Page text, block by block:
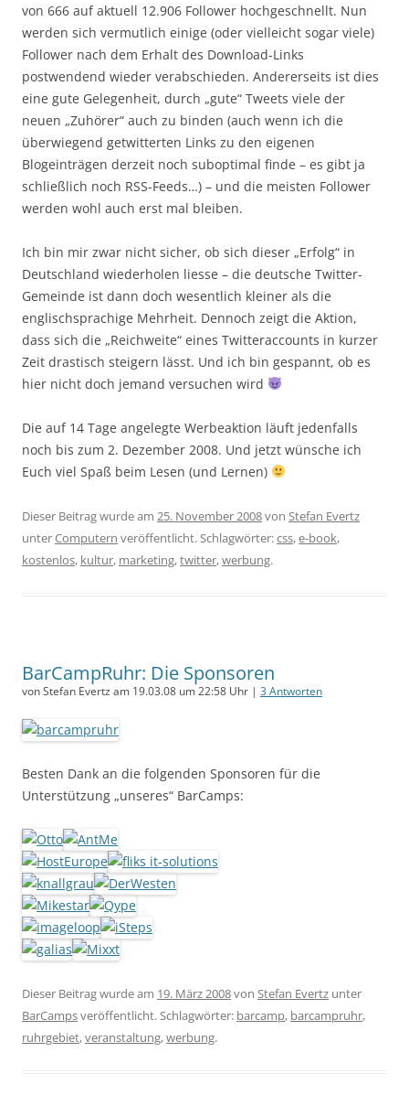
von 666 auf aktuell 12.906 Follower hochgeschnellt. Nun
werden sich vermutlich einige (oder vielleicht sogar viele)
Follower nach dem Erhalt des Download-Links
postwendend wieder verabschieden. Andererseits ist dies
eine gute Gelegenheit, durch „gute“ Tweets viele der
neuen „Zuhörer“ auch zu binden (auch wenn ich die
überwiegend getwitterten Links zu den eigenen
Blogeinträgen derzeit noch suboptimal finde – es gibt ja
schließlich noch RSS-Feeds…) – und die meisten Follower
werden wohl auch erst mal bleiben.
Ich bin mir zwar nicht sicher, ob sich dieser „Erfolg“ in
Deutschland wiederholen liesse – die deutsche Twitter-
Gemeinde ist dann doch wesentlich kleiner als die
englischsprachige Mehrheit. Dennoch zeigt die Aktion,
dass sich die „Reichweite“ eines Twitteraccounts in kurzer
Zeit drastisch steigern lässt. Und ich bin gespannt, ob es
hier nicht doch jemand versuchen wird
Die auf 14 Tage angelegte Werbeaktion läuft jedenfalls
noch bis zum 2. Dezember 2008. Und jetzt wünsche ich
Euch viel Spaß beim Lesen (und Lernen)
Dieser Beitrag wurde am 25. November 2008von Stefan Evertz
unterComputern veröffentlicht. Schlagwörter:css,e-book,
kostenlos, kultur, marketing,twitter,werbung.
BarCampRuhr: Die Sponsoren
von Stefan Evertz am 19.03.08 um 22:58 Uhr | 3 Antworten
Besten Dank an die folgenden Sponsoren für die
Unterstützung „unseres“ BarCamps:
Dieser Beitrag wurde am 19. März 2008von Stefan Evertz unter
BarCampsveröffentlicht. Schlagwörter: barcamp, barcampruhr,
ruhrgebiet,veranstaltung,werbung.